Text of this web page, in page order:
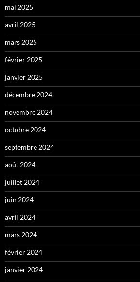
mai 2025
avril 2025
mars 2025
février 2025
janvier 2025
décembre 2024
novembre 2024
octobre 2024
septembre 2024
août 2024
juillet 2024
juin 2024
avril 2024
mars 2024
février 2024
janvier 2024